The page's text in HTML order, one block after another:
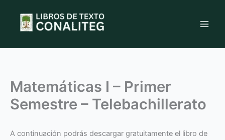
contenido
Matemáticas I – Primer
Semestre – Telebachillerato
A continuación podrás descargar gratuitamente el libro de